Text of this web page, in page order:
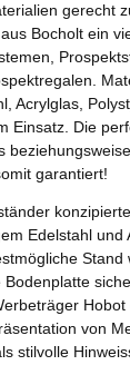
gerecht
Bocholt ein
Acrylglas,
Einsatz. Die
garantiert!
Edelstahl und
Stand
Hobot
von
stilvolle